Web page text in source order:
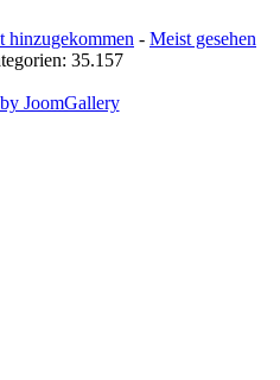
hinzugekommen - Meist gesehen
35.157